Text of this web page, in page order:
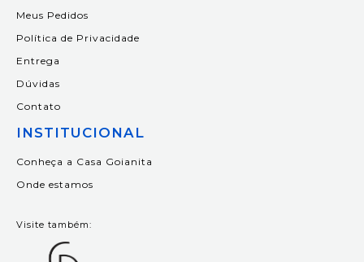
Meus Pedidos
Política de Privacidade
Entrega
Dúvidas
Contato
INSTITUCIONAL
Conheça a Casa Goianita
Onde estamos
Visite também: